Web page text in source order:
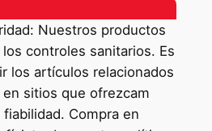
Nuestros productos
controles sanitarios. Es
los artículos relacionados
sitios que ofrezcam
Compra en